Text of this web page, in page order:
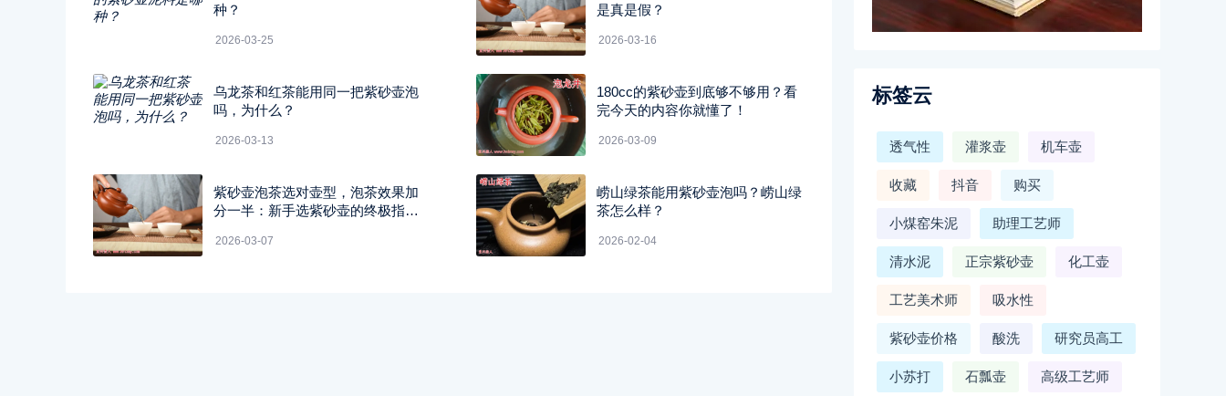
种？
2026-03-25
是真是假？
2026-03-16
乌龙茶和红茶能用同一把紫砂壶泡
吗，为什么？
2026-03-13
180cc的紫砂壶到底够不够用？看
完今天的内容你就懂了！
2026-03-09
紫砂壶泡茶选对壶型，泡茶效果加
分一半：新手选紫砂壶的终极指
2026-03-07
崂山绿茶能用紫砂壶泡吗？崂山绿
茶怎么样？
2026-02-04
标签云
透气性 灌浆壶 机车壶
收藏 抖音 购买
小煤窑朱泥 助理工艺师
清水泥 正宗紫砂壶 化工壶
工艺美术师 吸水性
紫砂壶价格 酸洗 研究员高工
小苏打 石瓢壶 高级工艺师